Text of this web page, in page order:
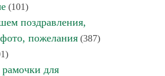
(101)
поздравления,
пожелания(387)
для